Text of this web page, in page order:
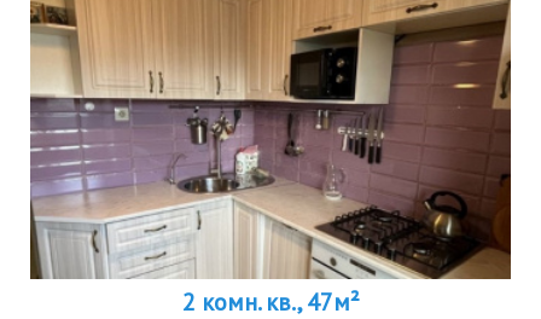
2 комн. кв., 47м²